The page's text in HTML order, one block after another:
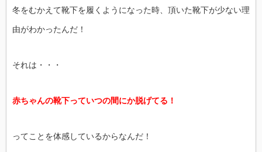
冬をむかえて靴下を履くようになった時、頂いた靴下が少ない理
由がわかったんだ！
それは・・・
赤ちゃんの靴下っていつの間にか脱げてる！
ってことを体感しているからなんだ！